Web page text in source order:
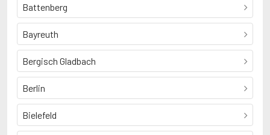
Battenberg
Bayreuth
Bergisch Gladbach
Berlin
Bielefeld